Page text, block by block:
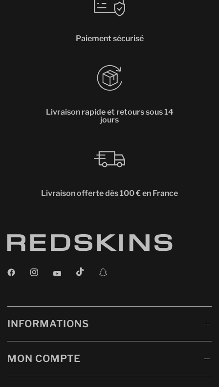
Paiement sécurisé
Livraison rapide et retours sous 14
jours
Livraison offerte dès 100 € en France
INFORMATIONS
MON COMPTE